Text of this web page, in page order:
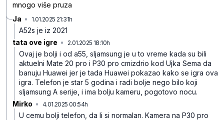
mnogo više pruza
Ja • 1.01.2025 21:31h
A52s je iz 2021
tata ove igre • 2.01.2025 18:10h
Ovaj je bolji i od a55, sljamsung je u to vreme kada su bili
aktuelni Mate 20 pro i P30 pro cmizdrio kod Ujka Sema da
banuju Huawei jer je tada Huawei pokazao kako se igra ova
igra. Telefon je star 5 godina i radi bolje nego bilo koji
sljamsung A serije, i ima bolju kameru, pogotovo nocu.
Mirko • 4.01.2025 00:54h
U cemu bolji telefon, da li si normalan. Kamera na P30 pro